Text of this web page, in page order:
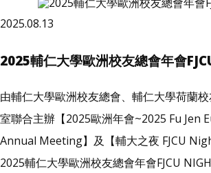
2025.08.13
2025輔仁大學歐洲校友總會年會
由輔仁大學歐洲校友總會、輔仁大學荷蘭
室聯合主辦【2025歐洲年會~2025 Fu Jen
Annual Meeting】及【輔大之夜 FJCU
2025輔仁大學歐洲校友總會年會FJCU